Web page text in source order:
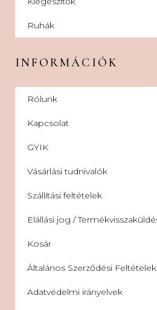
Ruhák
INFORMÁCIÓK
Rólunk
Kapcsolat
GYIK
Vásárlási tudnivalók
Szállítási feltételek
Elállási jog /
Kosár
Általános Szerződési Feltételek
Adatvédelmi irányelvek